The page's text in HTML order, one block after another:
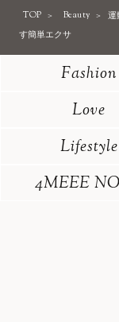
TOP Beauty
運
す簡単エクサ
Fashion
Love
Lifestyle
4MEEE